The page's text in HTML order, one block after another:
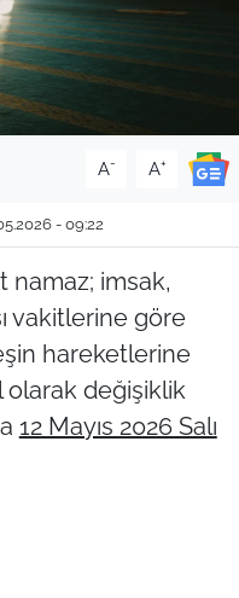
A- A+
- 09:22
namaz; imsak,
vakitlerine göre
hareketlerine
değişiklik
12 Mayıs 2026 Salı